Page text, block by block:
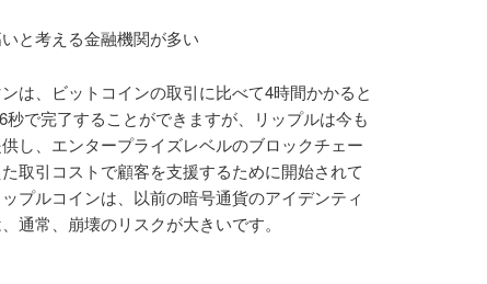
と考える金融機関が多い
は、ビットコインの取引に比べて4時間かかると
で完了することができますが、リップルは今も
し、エンタープライズレベルのブロックチェー
取引コストで顧客を支援するために開始されて
プルコインは、以前の暗号通貨のアイデンティ
通常、崩壊のリスクが大きいです。